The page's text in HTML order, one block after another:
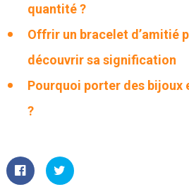
quantité ?
Offrir un bracelet d’amitié
découvrir sa signification
Pourquoi porter des bijoux
?